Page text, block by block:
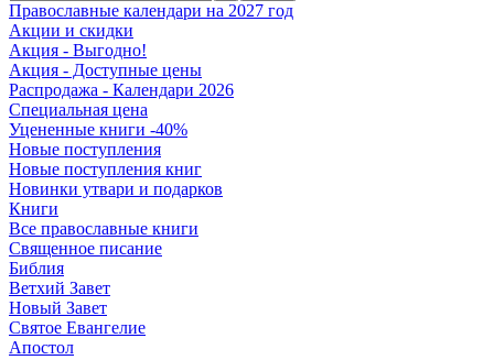
Православные календари на 2027 год
Акции и скидки
Акция - Выгодно!
Акция - Доступные цены
Распродажа - Календари 2026
Специальная цена
Уцененные книги -40%
Новые поступления
Новые поступления книг
Новинки утвари и подарков
Книги
Все православные книги
Священное писание
Библия
Ветхий Завет
Новый Завет
Святое Евангелие
Апостол